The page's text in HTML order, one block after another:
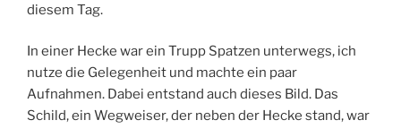
diesem Tag.
In einer Hecke war ein Trupp Spatzen unterwegs, ich
nutze die Gelegenheit und machte ein paar
Aufnahmen. Dabei entstand auch dieses Bild. Das
Schild, ein Wegweiser, der neben der Hecke stand, war